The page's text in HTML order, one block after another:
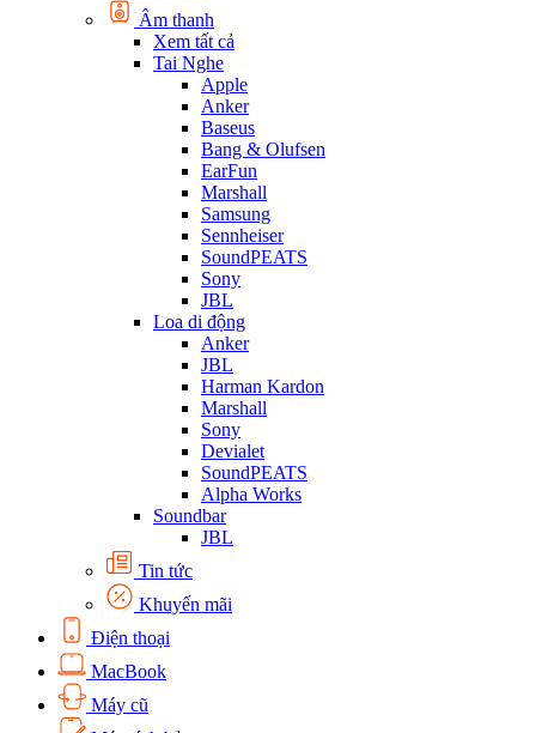
Âm thanh
Xem tất cả
Tai Nghe
Apple
Anker
Baseus
Bang & Olufsen
EarFun
Marshall
Samsung
Sennheiser
SoundPEATS
Sony
JBL
Loa di động
Anker
JBL
Harman Kardon
Marshall
Sony
Devialet
SoundPEATS
Alpha Works
Soundbar
JBL
Tin tức
Khuyến mãi
Điện thoại
MacBook
Máy cũ